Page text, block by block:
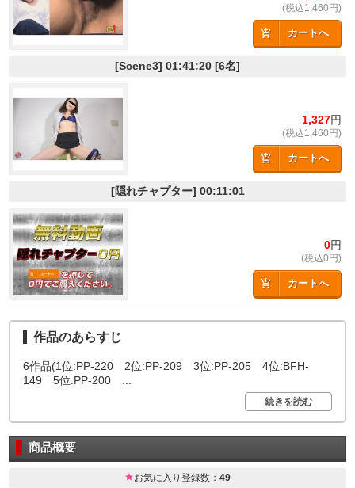
(税込1,460円)
カートへ
[Scene3] 01:41:20 [6名]
1,327円
(税込1,460円)
カートへ
[隠れチャプター] 00:11:01
0円
(税込0円)
カートへ
作品のあらすじ
6作品(1位:PP-220 2位:PP-209 3位:PP-205 4位:BFH-
149 5位:PP-200 ...
続きを読む
商品概要
お気に入り登録数： 49